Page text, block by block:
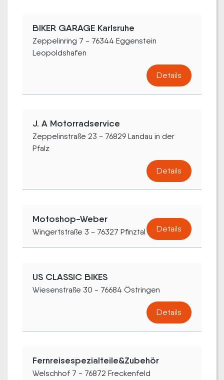
BIKER GARAGE Karlsruhe
Zeppelinring 7 - 76344 Eggenstein
Leopoldshafen
Details
J. A Motorradservice
Zeppelinstraße 23 - 76829 Landau in der
Pfalz
Details
Motoshop-Weber
Wingertstraße 3 - 76327 Pfinztal Details
US CLASSIC BIKES
Wiesenstraße 30 - 76684 Östringen
Details
Fernreisespezialteile&Zubehör
Welschhof 7 - 76872 Freckenfeld